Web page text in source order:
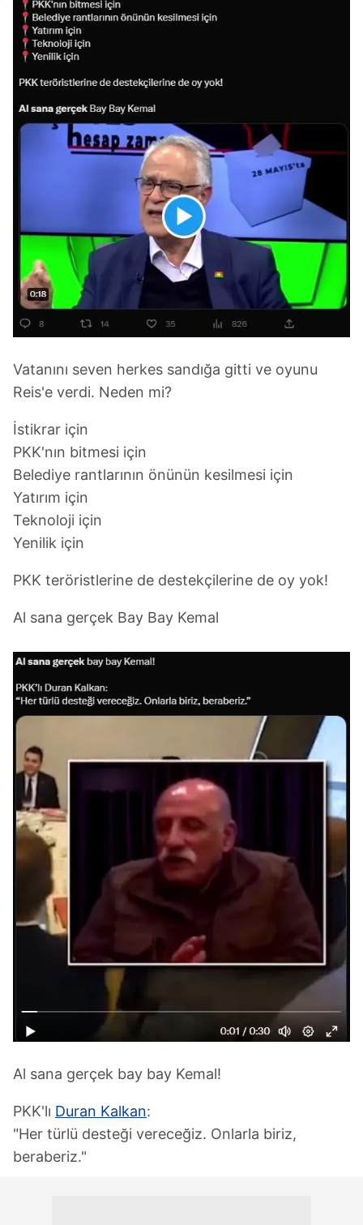
Vatanını seven herkes sandığa gitti ve oyunu
Reis'e verdi. Neden mi?
İstikrar için
PKK'nın bitmesi için
Belediye rantlarının önünün kesilmesi için
Yatırım için
Teknoloji için
Yenilik için
PKK teröristlerine de destekçilerine de oy yok!
Al sana gerçek Bay Bay Kemal
Al sana gerçek bay bay Kemal!
PKK'lı Duran Kalkan:
"Her türlü desteği vereceğiz. Onlarla biriz,
beraberiz."